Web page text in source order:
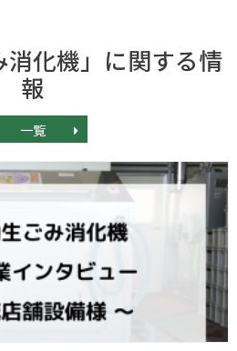
消化機」に関する情
報
一覧